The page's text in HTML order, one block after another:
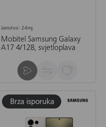
Jamstvo: 24mj.
Mobitel Samsung Galaxy
A17 4/128, svjetloplava